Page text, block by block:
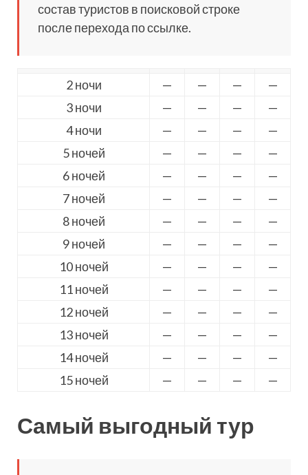
состав туристов в поисковой строке
после перехода по ссылке.
2 ночи — — —
—
3 ночи
— — —
—
4 ночи
— — —
—
5 ночей
— — —
—
6 ночей
— — —
—
7 ночей
— — —
—
8 ночей
— — —
—
9 ночей
— — —
—
10 ночей
— — —
—
11 ночей
— — —
—
12 ночей
— — —
—
13 ночей
— — —
—
14 ночей
— — —
—
15 ночей
— — — —
Самый выгодный тур